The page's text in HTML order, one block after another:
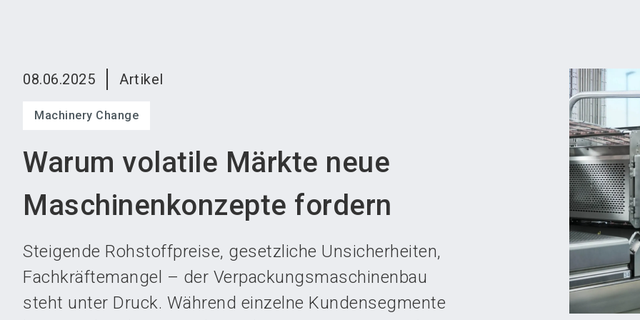
08.06.2025 Artikel
Machinery Change
Warum volatile Märkte neue
Maschinenkonzepte fordern
Steigende Rohstoffpreise, gesetzliche Unsicherheiten,
Fachkräftemangel – der Verpackungsmaschinenbau
steht unter Druck. Während einzelne Kundensegmente